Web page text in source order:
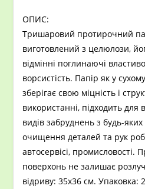
ОПИС:
Тришаровий протирочний
виготовлений з целюлози,
відмінні поглинаючі
ворсистість. Папір як у
зберігає свою міцність і
використанні, підходить для
видів забруднень з будь-
очищення деталей та рук
автосервісі, промисловості.
поверхонь не залишає
відриву: 35х36 см. Упаковка: